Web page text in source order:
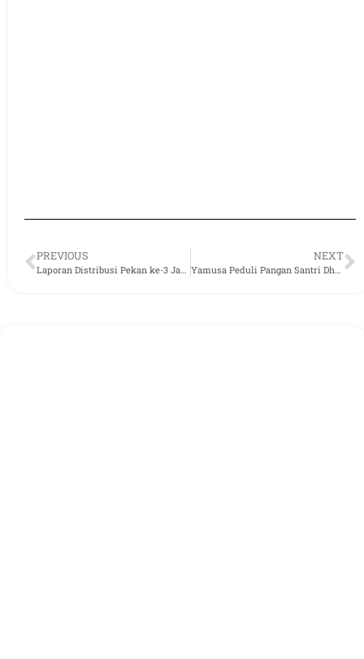
PREVIOUS
Laporan Distribusi Pekan ke-3 Januari 2023
NEXT
Yamusa Peduli Pangan Santri Dhuafa dan Yatim di Ponpes Daarul Muttaqin